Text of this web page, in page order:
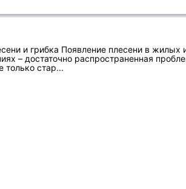
и грибка Появление плесени в жилых
– достаточно распространенная
только стар...